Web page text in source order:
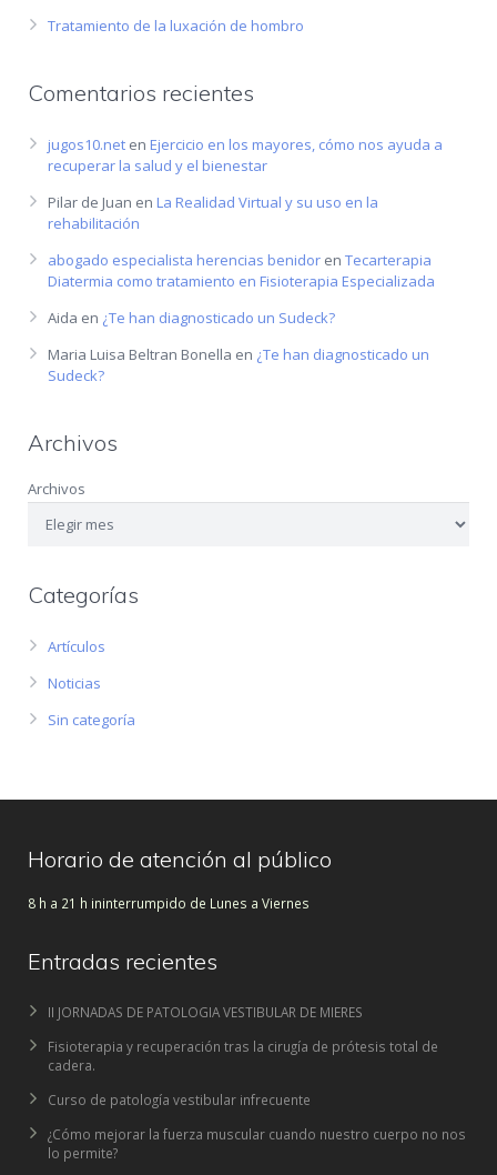
Tratamiento de la luxación de hombro
Comentarios recientes
jugos10.net en Ejercicio en los mayores, cómo nos ayuda a
recuperar la salud y el bienestar
Pilar de Juan en La Realidad Virtual y su uso en la
rehabilitación
abogado especialista herencias benidor en Tecarterapia
Diatermia como tratamiento en Fisioterapia Especializada
Aida en ¿Te han diagnosticado un Sudeck?
Maria Luisa Beltran Bonella en ¿Te han diagnosticado un
Sudeck?
Archivos
Archivos
Categorías
Artículos
Noticias
Sin categoría
Horario de atención al público
8 h a 21 h ininterrumpido de Lunes a Viernes
Entradas recientes
II JORNADAS DE PATOLOGIA VESTIBULAR DE MIERES
Fisioterapia y recuperación tras la cirugía de prótesis total de
cadera.
Curso de patología vestibular infrecuente
¿Cómo mejorar la fuerza muscular cuando nuestro cuerpo no nos
lo permite?